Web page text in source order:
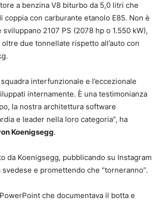
a benzina V8 biturbo da 5,0 litri che
coppia con carburante etanolo E85. Non è
2107 PS (2078 hp o 1.550 kW),
due tonnellate rispetto all’auto con
interfunzionale e l’eccezionale
internamente. È una testimonianza
la nostra architettura software
e leader nella loro categoria”, ha
Koenigsegg.
da Koenigsegg, pubblicando su Instagram
e promettendo che “torneranno”.
che documentava il botta e